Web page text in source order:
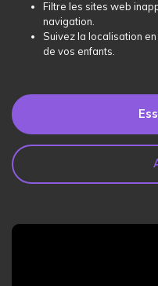
Support
FamiSafe
Temps d'Écran
Blocage d'Apps
Thèmes Phares
Guide FamiSafe
Tarifs
Filtre les sites web
navigation.
Suivez la localisation
de vos enfants.